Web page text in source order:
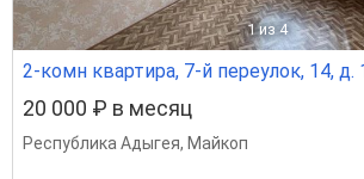
1 из 4
2-комн квартира, 7-й переулок, 14, д.
20 000 ₽ в месяц
Республика Адыгея, Майкоп